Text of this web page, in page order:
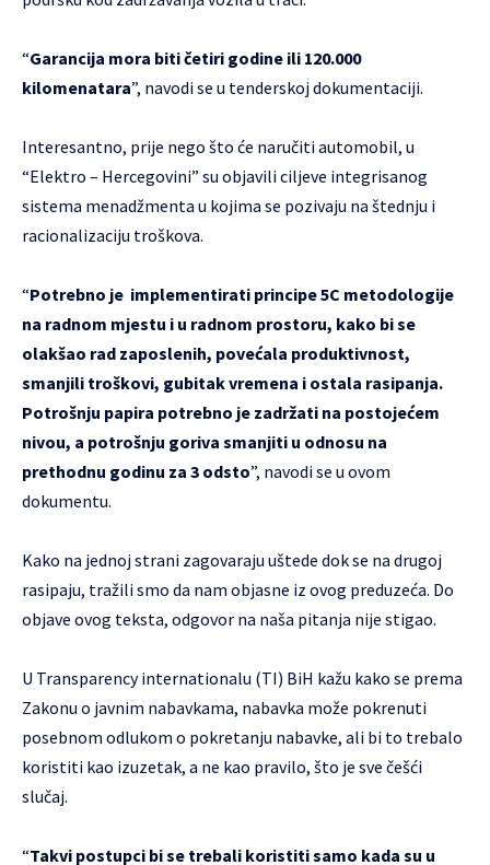
“Garancija mora biti četiri godine ili 120.000
kilomenatara”, navodi se u tenderskoj dokumentaciji.
Interesantno, prije nego što će naručiti automobil, u
“Elektro – Hercegovini” su objaviliciljeve integrisanog
sistema menadžmenta u kojima se pozivaju na štednju i
racionalizaciju troškova.
“Potrebno je implementirati principe 5C metodologije
na radnom mjestu i u radnom prostoru, kako bi se
olakšao rad zaposlenih, povećala produktivnost,
smanjili troškovi, gubitak vremena i ostala rasipanja.
Potrošnju papira potrebno je zadržati na postojećem
nivou, a potrošnju goriva smanjiti u odnosu na
prethodnu godinu za 3 odsto”, navodi se u ovom
dokumentu.
Kako na jednoj strani zagovaraju uštede dok se na drugoj
rasipaju, tražili smo da nam objasne iz ovog preduzeća. Do
objave ovog teksta, odgovor na naša pitanja nije stigao.
U Transparency internationalu (TI) BiH kažu kako se prema
Zakonu o javnim nabavkama, nabavka može pokrenuti
posebnom odlukom o pokretanju nabavke, ali bi to trebalo
koristiti kao izuzetak, a ne kao pravilo, što je sve češći
slučaj.
“Takvi postupci bi se trebali koristiti samo kada su u